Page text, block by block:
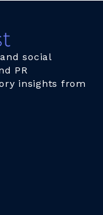
social
PR
insights from